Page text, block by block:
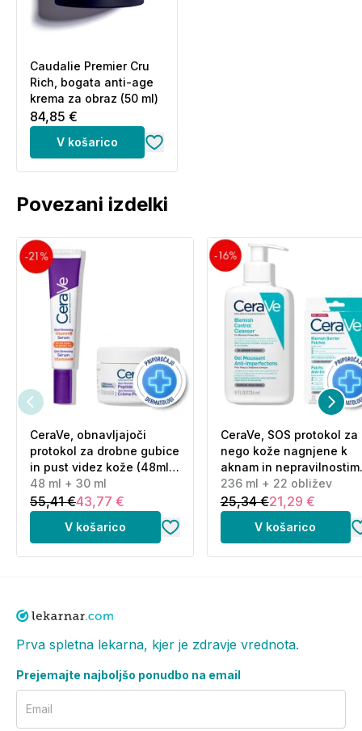
Caudalie Premier Cru
Rich, bogata anti-age
krema za obraz (50 ml)
84,85 €
V košarico
Povezani izdelki
CeraVe, obnavljajoči
protokol za drobne gubice
in pust videz kože (48ml
+ 30 ml)
48 ml + 30 ml
55,41 €43,77 €
V košarico
CeraVe, SOS protokol za
nego kože nagnjene k
aknam in nepravilnostim
(236 ml + 22 obližev)
236 ml + 22 obližev
25,34 €21,29 €
V košarico
Prva spletna lekarna, kjer je zdravje vrednota.
Prejemajte najboljšo ponudbo na email
Email